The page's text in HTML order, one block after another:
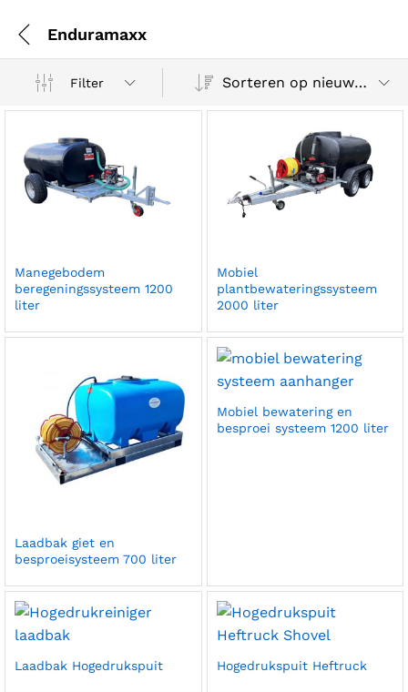
Enduramaxx
Filter Sorteren op nieuwste
Manegebodem
beregeningssysteem 1200
liter
Mobiel
plantbewateringssysteem
2000 liter
Laadbak giet en
besproeisysteem 700 liter
Mobiel bewatering en
besproei systeem 1200 liter
Laadbak Hogedrukspuit Hogedrukspuit Heftruck